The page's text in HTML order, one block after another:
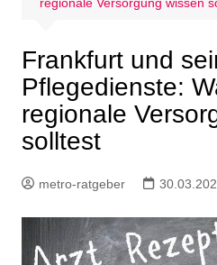
Frankfurt und
Pflegedienste:
regionale
solltest
metro-ratgeber